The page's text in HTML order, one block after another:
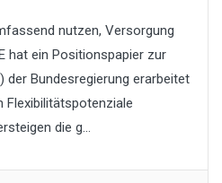
nutzen, Versorgung
hat ein Positionspapier zur
der Bundesregierung erarbeitet
Flexibilitätspotenziale
die g...